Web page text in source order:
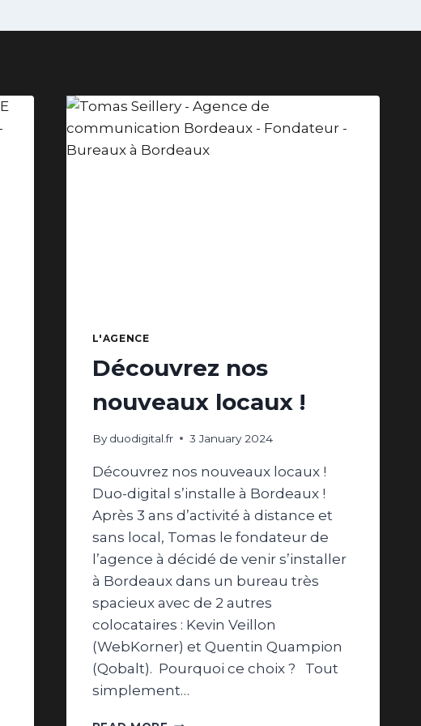
L'AGENCE
Découvrez nos
nouveaux locaux !
By duodigital.fr 3 January 2024
Découvrez nos nouveaux locaux !
Duo-digital s’installe à Bordeaux !
Après 3 ans d’activité à distance et
sans local, Tomas le fondateur de
l’agence à décidé de venir s’installer
à Bordeaux dans un bureau très
spacieux avec de 2 autres
colocataires : Kevin Veillon
(WebKorner) et Quentin Quampion
(Qobalt). Pourquoi ce choix ? Tout
simplement…
DÉCOUVREZ